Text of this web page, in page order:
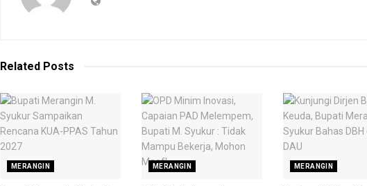
Related Posts
MERANGIN MERANGIN MERANGIN